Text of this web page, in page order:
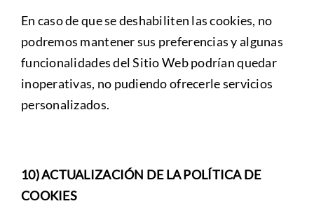
En caso de que se deshabiliten las cookies, no
podremos mantener sus preferencias y algunas
funcionalidades del Sitio Web podrían quedar
inoperativas, no pudiendo ofrecerle servicios
personalizados.
10) ACTUALIZACIÓN DE LA POLÍTICA DE
COOKIES